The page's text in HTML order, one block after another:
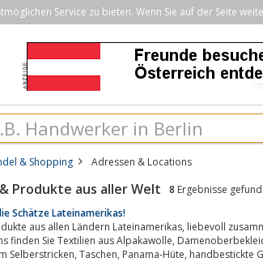
Service zu bieten. Wenn Sie auf der Seite
& Shopping Adressen & Locations
Produkte aus aller Welt 8 Ergebnisse
Schätze Lateinamerikas!
Lateinamerikas, liebevoll zusammengetragen.Unser Sortiment ist vielfältig, bunt und
aus Alpakawolle, Damenoberbekleidung, Bikinis & Badeanzüge, Kinderbekleidung,
Alpakawolle zum Selberstricken, Taschen, Panama-